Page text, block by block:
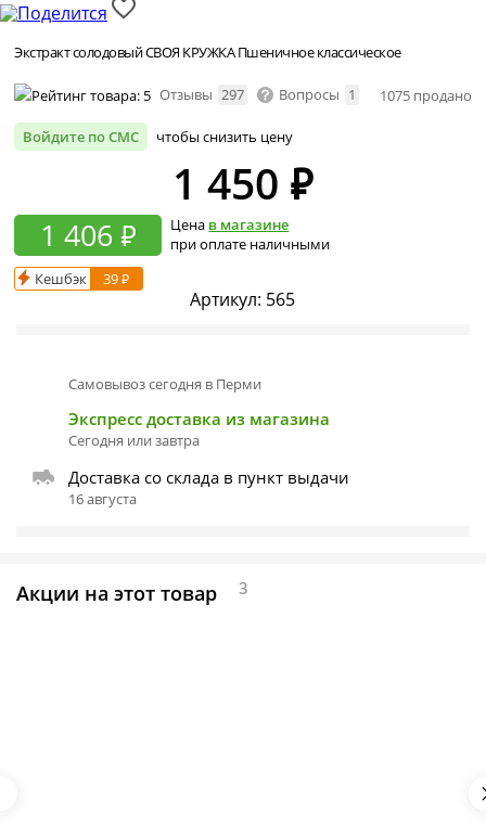
Экстракт солодовый СВОЯ КРУЖКА Пшеничное классическое
Отзывы 297 Вопросы 1 1075 продано
Войдите по СМС чтобы снизить цену
1 450 ₽
1 406 ₽ Цена в магазине
при оплате наличными
Кешбэк
39 ₽
Артикул: 565
Самовывоз сегодня в Перми
Экспресс доставка из магазина
Сегодня или завтра
Доставка со склада в пункт выдачи
16 августа
Акции на этот товар 3